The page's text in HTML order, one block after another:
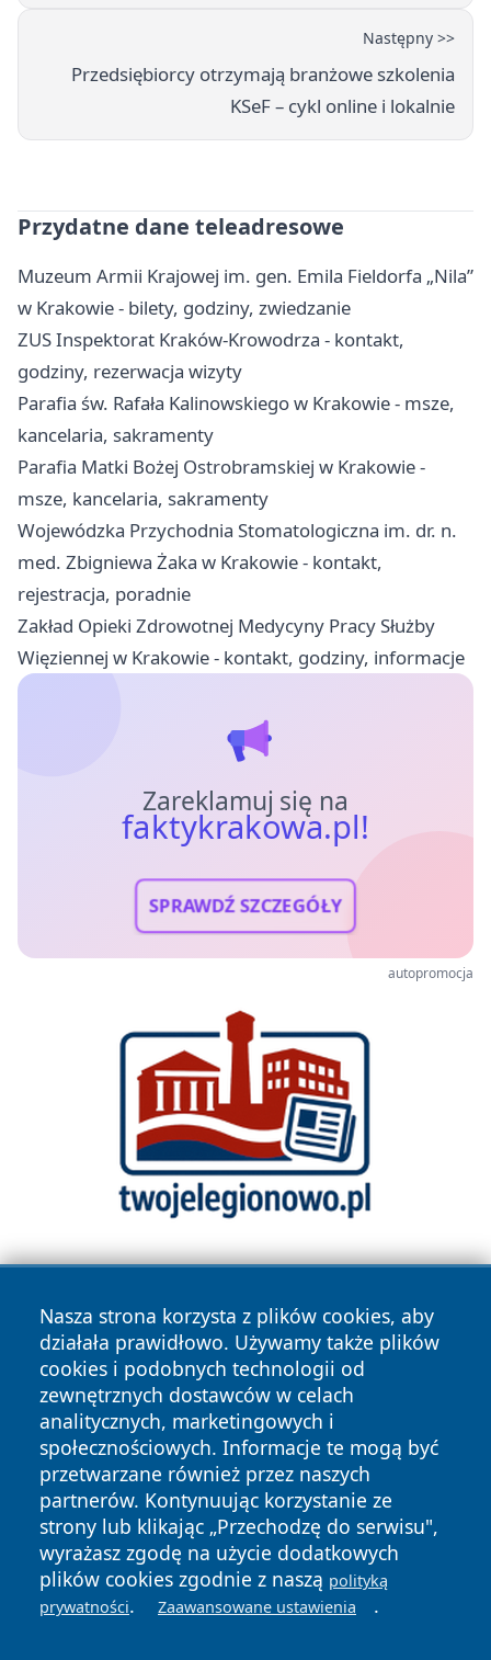
Następny >>
Przedsiębiorcy otrzymają branżowe szkolenia
KSeF – cykl online i lokalnie
Przydatne dane teleadresowe
Muzeum Armii Krajowej im. gen. Emila Fieldorfa „Nila”
w Krakowie - bilety, godziny, zwiedzanie
ZUS Inspektorat Kraków-Krowodrza - kontakt,
godziny, rezerwacja wizyty
Parafia św. Rafała Kalinowskiego w Krakowie - msze,
kancelaria, sakramenty
Parafia Matki Bożej Ostrobramskiej w Krakowie -
msze, kancelaria, sakramenty
Wojewódzka Przychodnia Stomatologiczna im. dr. n.
med. Zbigniewa Żaka w Krakowie - kontakt,
rejestracja, poradnie
Zakład Opieki Zdrowotnej Medycyny Pracy Służby
Więziennej w Krakowie - kontakt, godziny, informacje
Zareklamuj się na
faktykrakowa.pl!
SPRAWDŹ SZCZEGÓŁY
autopromocja
Nasza strona korzysta z plików cookies, aby
działała prawidłowo. Używamy także plików
cookies i podobnych technologii od
zewnętrznych dostawców w celach
analitycznych, marketingowych i
społecznościowych. Informacje te mogą być
przetwarzane również przez naszych
partnerów. Kontynuując korzystanie ze
strony lub klikając „Przechodzę do serwisu",
wyrażasz zgodę na użycie dodatkowych
plików cookies zgodnie z naszą polityką
prywatności. Zaawansowane ustawienia .
Copyright © 2026 faktykrakowa.pl Wszystkie prawa
zastrzeżone.
News Autorzy
Polityka
Prywatności
Polityka
Cookies